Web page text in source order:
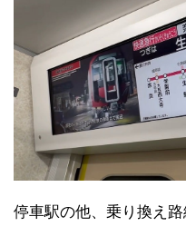
停車駅の他、乗り換え路